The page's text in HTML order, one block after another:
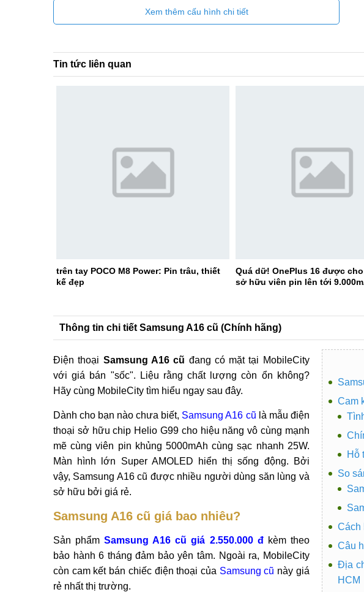
Xem thêm cấu hình chi tiết
Tin tức liên quan
trên tay POCO M8 Power: Pin trâu, thiết
kế đẹp
Quá dữ! OnePlus 16 được
sở hữu viên pin lên tới
Thông tin chi tiết Samsung A16 cũ (Chính hãng)
Cam
Hỗ
So
Cách
Câu
Địa
HCM
Điện thoại Samsung A16 cũ đang có mặt tại MobileCity
với giá bán "sốc". Liệu rằng chất lượng còn ổn không?
Hãy cùng MobileCity tìm hiểu ngay sau đây.
Dành cho bạn nào chưa biết, Samsung A16 cũ là mẫu điện
thoại sở hữu chip Helio G99 cho hiệu năng vô cùng mạnh
mẽ cùng viên pin khủng 5000mAh cùng sạc nhanh 25W.
Màn hình lớn Super AMOLED hiển thị sống động. Bởi
vậy, Samsung A16 cũ được nhiều người dùng săn lùng và
sở hữu bởi giá rẻ.
Samsung A16 cũ giá bao nhiêu?
Sản phẩmSamsung A16 cũ giá 2.550.000 đkèm theo
bảo hành 6 tháng đảm bảo yên tâm. Ngoài ra, MobileCity
còn cam kết bán chiếc điện thoại của Samsung cũ này giá
rẻ nhất thị trường.